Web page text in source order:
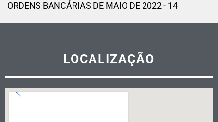
ORDENS BANCÁRIAS DE MAIO DE 2022 - 14
LOCALIZAÇÃO